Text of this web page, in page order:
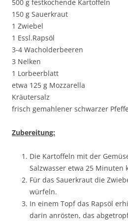
500 g festkochende Kartoffeln
150 g Sauerkraut
1 Zwiebel
1 Essl.Rapsöl
3-4 Wacholderbeeren
3 Nelken
1 Lorbeerblatt
etwa 125 g Mozzarella
Kräutersalz
frisch gemahlener schwarzer
Zubereitung:
Die Kartoffeln mit der
Salzwasser etwa 25 Minuten
Für das Sauerkraut die
würfeln.
In einem Topf das Rapsöl
darin anrösten, das